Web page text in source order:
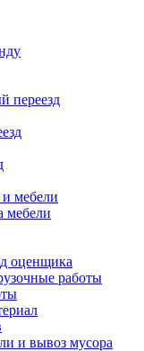
переезд
мебели
мебели
оценщика
работы
и вывоз мусора